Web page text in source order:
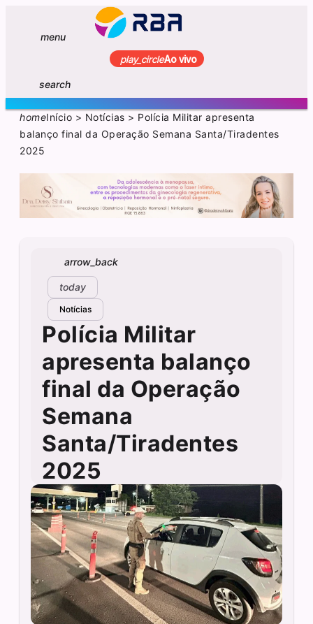
menu
play_circleAo vivo
search
homeInício > Notícias > Polícia Militar apresenta
balanço final da Operação Semana Santa/Tiradentes
2025
arrow_back
today
Notícias
Polícia Militar
apresenta balanço
final da Operação
Semana
Santa/Tiradentes
2025